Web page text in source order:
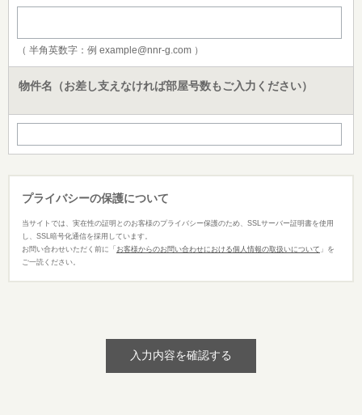
（ 半角英数字：例 example@nnr-g.com ）
物件名（お差し支えなければ部屋号数もご入力ください）
プライバシーの保護について
当サイトでは、実在性の証明とのお客様のプライバシー保護のため、SSLサーバー証明書を使用
し、SSL暗号化通信を採用しています。
お問い合わせいただく前に「 お客様からのお問い合わせにおける個人情報の取扱いについて 」を
ご一読ください。